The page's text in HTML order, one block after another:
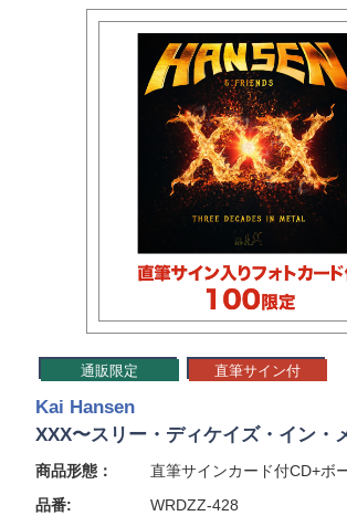
通販限定 直筆サイン付
Kai Hansen
XXX〜スリー・ディケイズ・イン・
商品形態：
直筆サインカード付CD+ボ
品番:
WRDZZ-428